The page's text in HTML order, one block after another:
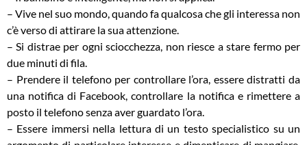
– Vive nel suo mondo, quando fa qualcosa che gli interessa non
c’è verso di attirare la sua attenzione.
– Si distrae per ogni sciocchezza, non riesce a stare fermo per
due minuti di fila.
– Prendere il telefono per controllare l’ora, essere distratti da
una notifica di Facebook, controllare la notifica e rimettere a
posto il telefono senza aver guardato l’ora.
– Essere immersi nella lettura di un testo specialistico su un